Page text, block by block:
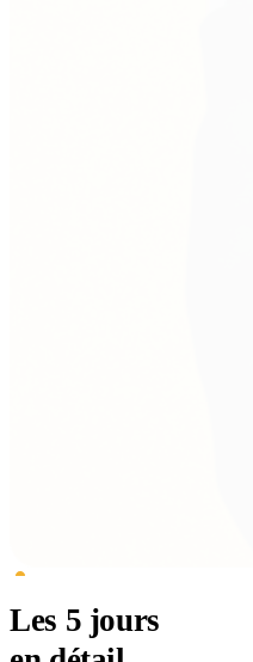
Les 5 jours